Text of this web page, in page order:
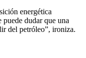
energética
puede dudar que una
del petróleo”, ironiza.